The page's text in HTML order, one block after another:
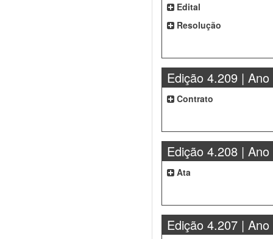
Edital
Resolução
Edição 4.209 | Ano
Contrato
Edição 4.208 | Ano
Ata
Edição 4.207 | Ano